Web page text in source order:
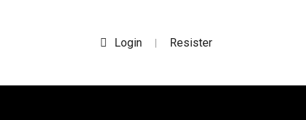
Login | Resister